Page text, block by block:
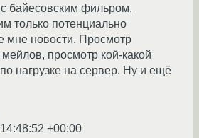
с байесовским фильром,
только потенциально
мне новости. Просмотр
мейлов, просмотр кой-какой
по нагрузке на сервер. Ну и ещё
+00:00